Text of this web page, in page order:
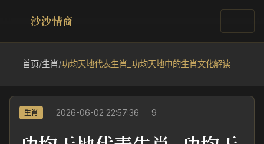
沙沙情商
首页/生肖/功均天地代表生肖_功均天地中的生肖文化解读
生肖 2026-06-02 22:57:36 9